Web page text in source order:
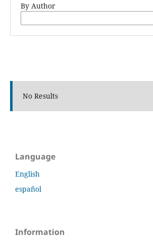
By Author
No Results
Language
English
español
Information